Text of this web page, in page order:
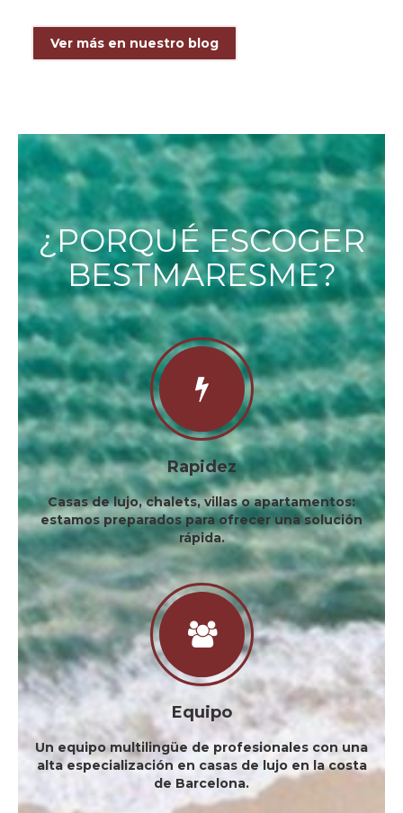
Ver más en nuestro blog
¿PORQUÉ ESCOGER
BESTMARESME?
Rapidez
Casas de lujo, chalets, villas o apartamentos:
estamos preparados para ofrecer una solución
rápida.
Equipo
Un equipo multilingüe de profesionales con una
alta especialización en casas de lujo en la costa
de Barcelona.